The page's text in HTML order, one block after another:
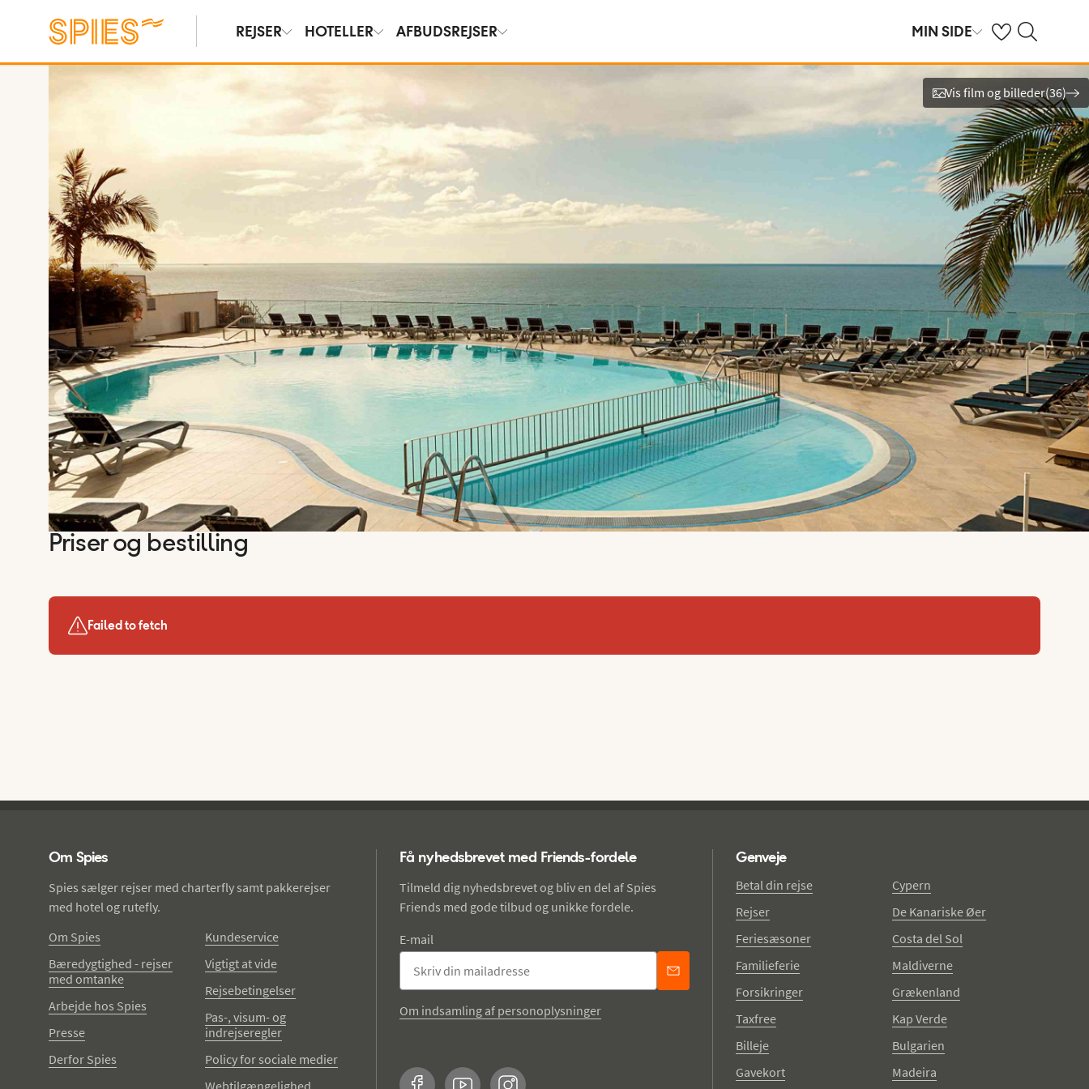
REJSER HOTELLER AFBUDSREJSER MIN SIDE Se dine gemte
Søg på spies.dk
Vis film og billeder
Vis film og billeder(36)
Priser og bestilling
Failed to fetch
Om Spies
Spies sælger rejser med charterfly samt pakkerejser
med hotel og rutefly.
Om Spies
Bæredygtighed - rejser
med omtanke
Arbejde hos Spies
Presse
Derfor Spies
Kundeservice
Vigtigt at vide
Rejsebetingelser
Pas-, visum- og
indrejseregler
Policy for sociale medier
Webtilgængelighed
Få nyhedsbrevet med Friends-fordele
Tilmeld dig nyhedsbrevet og bliv en del af Spies
Friends med gode tilbud og unikke fordele.
E-mail
Om indsamling af personoplysninger
Genveje
Betal din rejse
Rejser
Feriesæsoner
Familieferie
Forsikringer
Taxfree
Billeje
Gavekort
Cypern
De Kanariske Øer
Costa del Sol
Maldiverne
Grækenland
Kap Verde
Bulgarien
Madeira